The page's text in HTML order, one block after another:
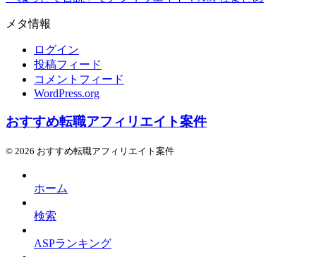
メタ情報
ログイン
投稿フィード
コメントフィード
WordPress.org
おすすめ転職アフィリエイト案件
© 2026 おすすめ転職アフィリエイト案件
ホーム
検索
ASPランキング